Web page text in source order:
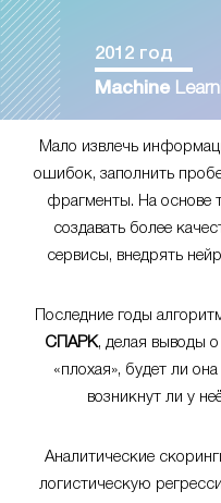
2012 год
Machine
Мало извлечь
ошибок, заполнить
фрагменты. На основе
создавать более
сервисы, внедрять
Последние годы
СПАРК, делая выводы
«плохая», будет ли
возникнут ли у
Аналитические
логистическую